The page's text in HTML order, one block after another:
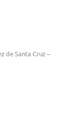
de Santa Cruz –